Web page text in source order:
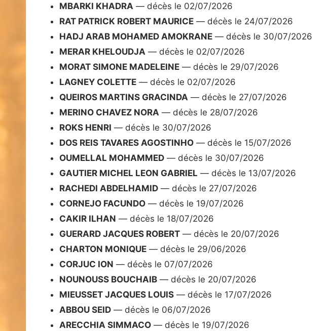
MBARKI KHADRA — décès le 02/07/2026
RAT PATRICK ROBERT MAURICE — décès le 24/07/2026
HADJ ARAB MOHAMED AMOKRANE — décès le 30/07/2026
MERAR KHELOUDJA — décès le 02/07/2026
MORAT SIMONE MADELEINE — décès le 29/07/2026
LAGNEY COLETTE — décès le 02/07/2026
QUEIROS MARTINS GRACINDA — décès le 27/07/2026
MERINO CHAVEZ NORA — décès le 28/07/2026
ROKS HENRI — décès le 30/07/2026
DOS REIS TAVARES AGOSTINHO — décès le 15/07/2026
OUMELLAL MOHAMMED — décès le 30/07/2026
GAUTIER MICHEL LEON GABRIEL — décès le 13/07/2026
RACHEDI ABDELHAMID — décès le 27/07/2026
CORNEJO FACUNDO — décès le 19/07/2026
CAKIR ILHAN — décès le 18/07/2026
GUERARD JACQUES ROBERT — décès le 20/07/2026
CHARTON MONIQUE — décès le 29/06/2026
CORJUC ION — décès le 07/07/2026
NOUNOUSS BOUCHAIB — décès le 20/07/2026
MIEUSSET JACQUES LOUIS — décès le 17/07/2026
ABBOU SEID — décès le 06/07/2026
ARECCHIA SIMMACO — décès le 19/07/2026